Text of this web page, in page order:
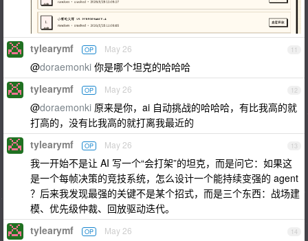
11
tylearymf OP May 26
@doraemonki 你是哪个坦克的哈哈哈
12
tylearymf OP May 26
@doraemonki 原来是你，ai 自动挑战的哈哈哈，有比我高的就
打高的，没有比我高的就打离我最近的
13
tylearymf OP May 26
我一开始不是让 AI 写一个“会打架”的坦克，而是问它：如果这
是一个每帧决策的竞技系统，怎么设计一个能持续变强的 agent
？后来我发现最强的关键不是某个招式，而是三个东西：战场建
模、优先级仲裁、回放驱动迭代。
14
tylearymf OP May 26